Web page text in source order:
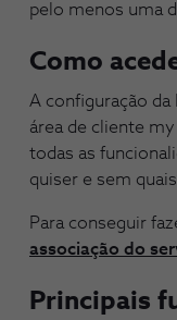
pelo menos uma
Como
A configuração da
área de cliente
todas as
quiser e sem
Para conseguir
associação do
Principais